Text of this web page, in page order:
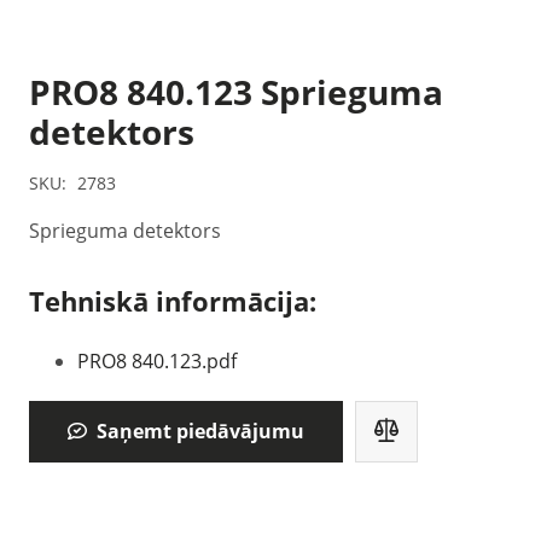
PRO8 840.123 Sprieguma
detektors
SKU: 2783
Sprieguma detektors
Tehniskā informācija:
PRO8 840.123.pdf
Saņemt piedāvājumu